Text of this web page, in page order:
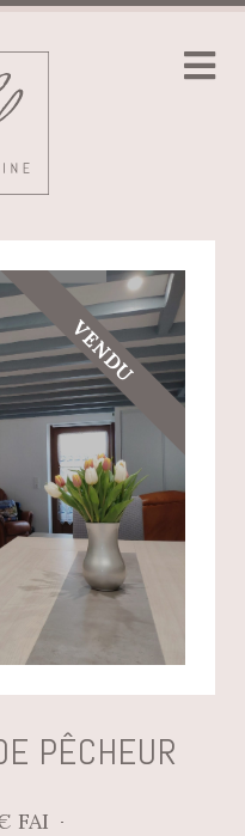
VENDU
PÊCHEUR
FAI